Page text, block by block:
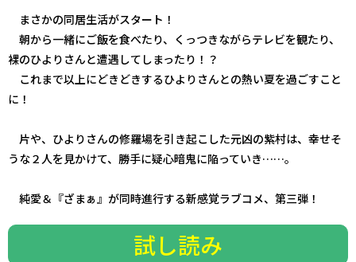
まさかの同居生活がスタート！
朝から一緒にご飯を食べたり、くっつきながらテレビを観たり、
裸のひよりさんと遭遇してしまったり――！？
これまで以上にどきどきするひよりさんとの熱い夏を過ごすこと
に！
片や、ひよりさんの修羅場を引き起こした元凶の紫村は、幸せそ
うな２人を見かけて、勝手に疑心暗鬼に陥っていき……。
純愛＆『ざまぁ』が同時進行する新感覚ラブコメ、第三弾！
試し読み